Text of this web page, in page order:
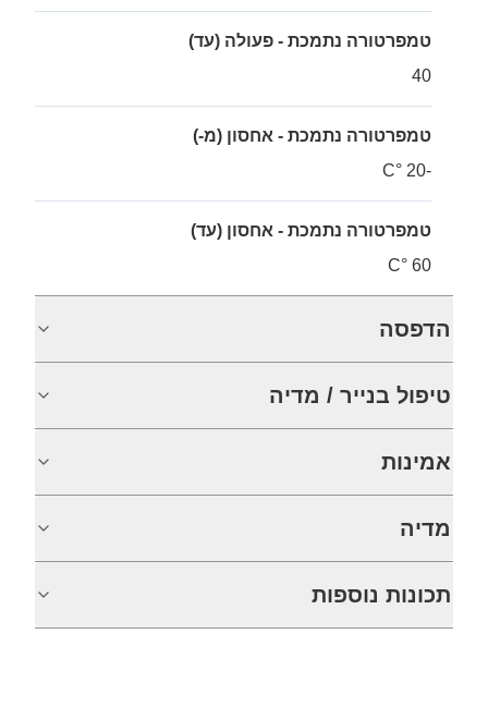
טמפרטורה נתמכת - פעולה (עד)
40
טמפרטורה נתמכת - אחסון (מ-)
-20 °C
טמפרטורה נתמכת - אחסון (עד)
60 °C
הדפסה
טיפול בנייר / מדיה
אמינות
מדיה
תכונות נוספות